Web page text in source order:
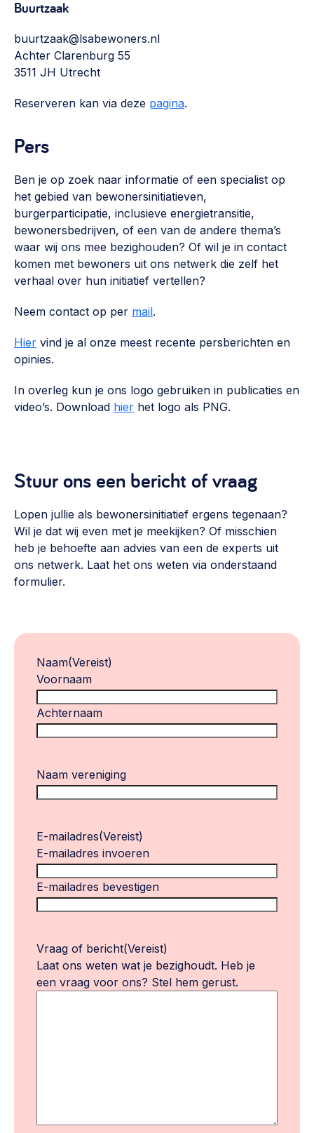
uitbreiden >
Wijkaanpak
Werken aan de wijk, ABCD, WijkWijzer >
Voorbereiden op crisis, noodsteunpunten,
Buurtenergie
Meebeslissen
Uitdaagrecht, gemeenschapsfondsen, lokale democratie >
Samenwerken en lokale politiek
Lobbyen, invloed uitoefenen, maatschappelijke impact >
Omgevingswet en gebiedsontwikkeling
invoering omgevingswet, participatie,
gebiedsontwikkeling>
Buurtzaak
buurtzaak@lsabewoners.nl
Achter Clarenburg 55
3511 JH Utrecht
Reserveren kan via deze pagina.
Pers
Ben je op zoek naar informatie of een specialist op
het gebied van bewonersinitiatieven,
burgerparticipatie, inclusieve energietransitie,
bewonersbedrijven, of een van de andere thema’s
waar wij ons mee bezighouden? Of wil je in contact
komen met bewoners uit ons netwerk die zelf het
verhaal over hun initiatief vertellen?
Neem contact op per mail.
Hier vind je al onze meest recente persberichten en
opinies.
In overleg kun je ons logo gebruiken in publicaties en
video’s. Download hier het logo als PNG.
Stuur ons een bericht of vraag
Lopen jullie als bewonersinitiatief ergens tegenaan?
Wil je dat wij even met je meekijken? Of misschien
heb je behoefte aan advies van een de experts uit
ons netwerk. Laat het ons weten via onderstaand
formulier.
Naam(Vereist)
Voornaam
Achternaam
Naam vereniging
E-mailadres(Vereist)
E-mailadres invoeren
E-mailadres bevestigen
Vraag of bericht(Vereist)
Laat ons weten wat je bezighoudt. Heb je
een vraag voor ons? Stel hem gerust.